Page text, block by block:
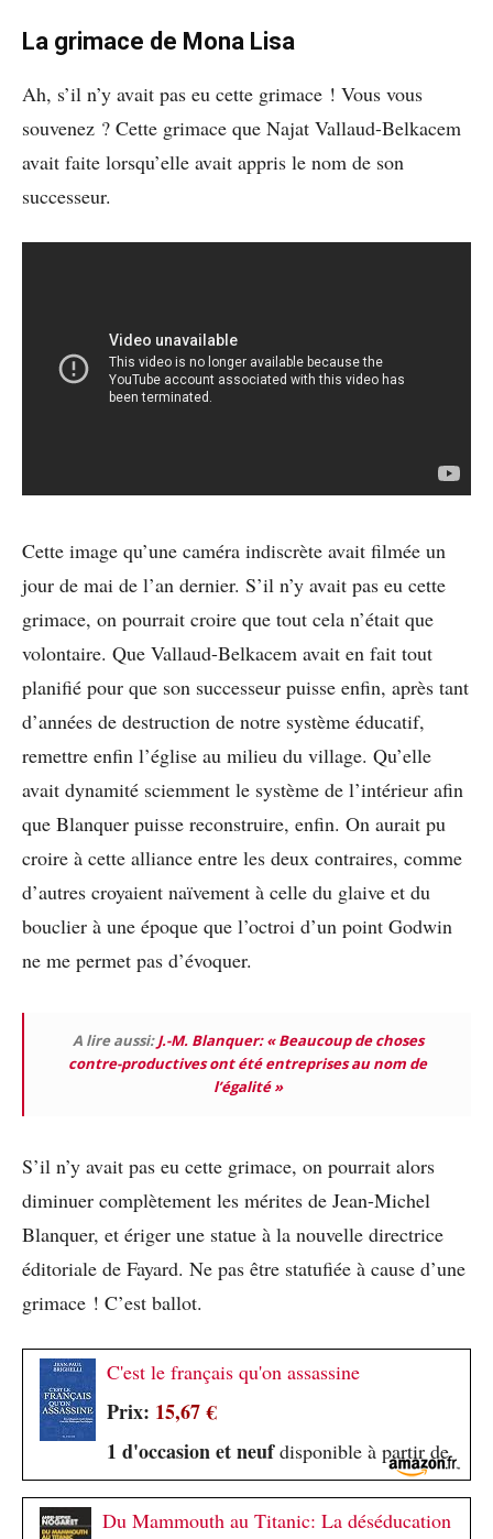
La grimace de Mona Lisa
Ah, s’il n’y avait pas eu cette grimace ! Vous vous
souvenez ? Cette grimace que Najat Vallaud-Belkacem
avait faite lorsqu’elle avait appris le nom de son
successeur.
Cette image qu’une caméra indiscrète avait filmée un
jour de mai de l’an dernier. S’il n’y avait pas eu cette
grimace, on pourrait croire que tout cela n’était que
volontaire. Que Vallaud-Belkacem avait en fait tout
planifié pour que son successeur puisse enfin, après tant
d’années de destruction de notre système éducatif,
remettre enfin l’église au milieu du village. Qu’elle
avait dynamité sciemment le système de l’intérieur afin
que Blanquer puisse reconstruire, enfin. On aurait pu
croire à cette alliance entre les deux contraires, comme
d’autres croyaient naïvement à celle du glaive et du
bouclier à une époque que l’octroi d’un point Godwin
ne me permet pas d’évoquer.
A lire aussi:J.-M. Blanquer: « Beaucoup de choses
contre-productives ont été entreprises au nom de
l’égalité »
S’il n’y avait pas eu cette grimace, on pourrait alors
diminuer complètement les mérites de Jean-Michel
Blanquer, et ériger une statue à la nouvelle directrice
éditoriale de Fayard. Ne pas être statufiée à cause d’une
grimace ! C’est ballot.
C'est le français qu'on assassine
Prix: 15,67 €
1 d'occasion et neufdisponible à partir de
Du Mammouth au Titanic: La déséducation